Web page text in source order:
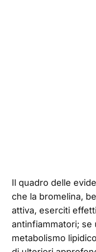
Il quadro delle
che la bromelina,
attiva, eserciti
antinfiammatori; se
metabolismo